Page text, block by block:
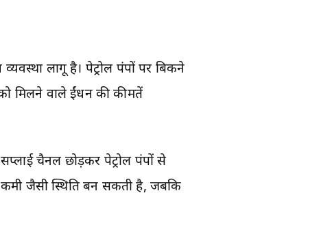
लागू है। पेट्रोल पंपों पर बिकने
मिलने वाले ईंधन की कीमतें
चैनल छोड़कर पेट्रोल पंपों से
जैसी स्थिति बन सकती है, जबकि